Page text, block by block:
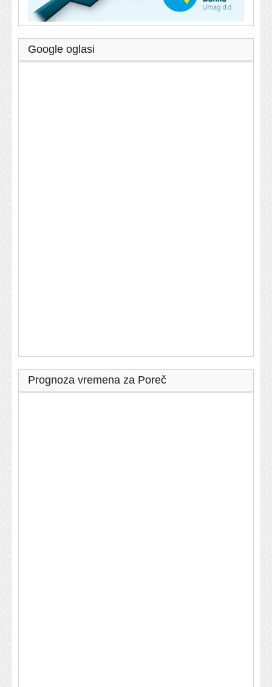
Google oglasi
Prognoza vremena za Poreč